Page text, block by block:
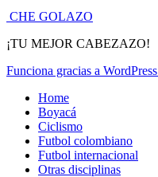
CHE GOLAZO
¡TU MEJOR CABEZAZO!
Funciona gracias a WordPress
Home
Boyacá
Ciclismo
Futbol colombiano
Futbol internacional
Otras disciplinas